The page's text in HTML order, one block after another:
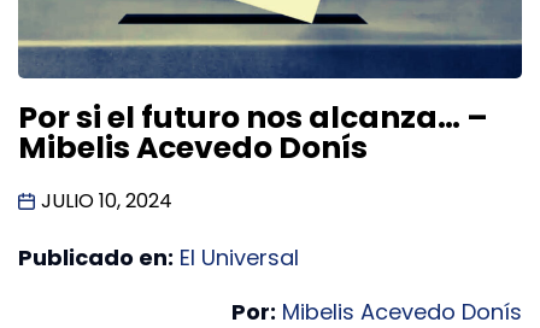
Por si el futuro nos alcanza… –
Mibelis Acevedo Donís
JULIO 10, 2024
Publicado en: El Universal
Por: Mibelis Acevedo Donís